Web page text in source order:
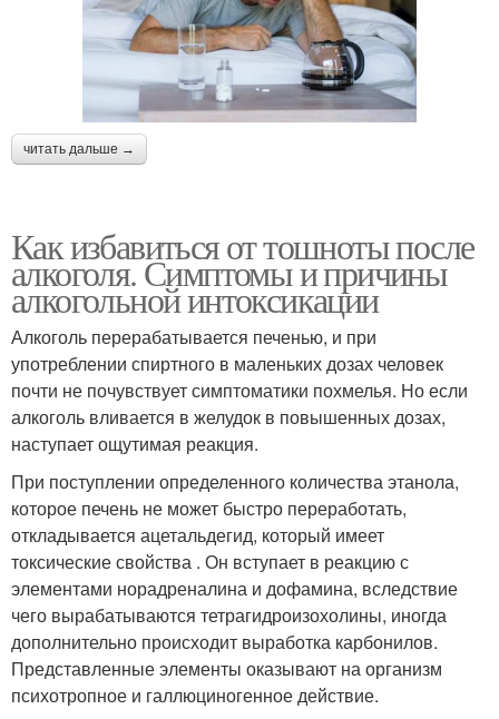
читать дальше →
Как избавиться от тошноты после
алкоголя. Симптомы и причины
алкогольной интоксикации
Алкоголь перерабатывается печенью, и при
употреблении спиртного в маленьких дозах человек
почти не почувствует симптоматики похмелья. Но если
алкоголь вливается в желудок в повышенных дозах,
наступает ощутимая реакция.
При поступлении определенного количества этанола,
которое печень не может быстро переработать,
откладывается ацетальдегид, который имеет
токсические свойства . Он вступает в реакцию с
элементами норадреналина и дофамина, вследствие
чего вырабатываются тетрагидроизохолины, иногда
дополнительно происходит выработка карбонилов.
Представленные элементы оказывают на организм
психотропное и галлюциногенное действие.